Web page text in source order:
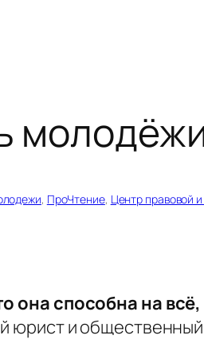
, ПроЧтение, Центр правовой
она способна на
юрист и